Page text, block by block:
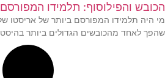
הכובש והפילוסוף: תלמידו
מי היה תלמידו המפורסם ביותר של אריסטו
שהפך לאחד מהכובשים הגדולים ביותר